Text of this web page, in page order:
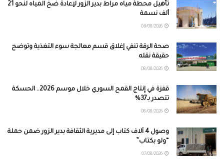
تأهيل محطة مياه مراط بدير الزور لإعادة ضخ المياه لنحو 21
ألف نسمة
صحة الرقة تنفي إغلاق قسم معالجة سوء التغذية وتوضح
حقيقة نقله
قفزة في إنتاج القمح السوري خلال موسم 2026.. الحسكة
تتصدر بـ37%
وصول 4 آلاف كتاب إلى مديرية الثقافة بدير الزور ضمن حملة
“ولو بكتاب”